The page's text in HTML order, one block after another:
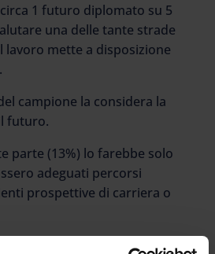
1 futuro diplomato su 5
una delle tante strade
lavoro mette a disposizione
campione la considera la
futuro.
parte (13%) lo farebbe solo
adeguati percorsi
prospettive di carriera o
sarebbe invece ben